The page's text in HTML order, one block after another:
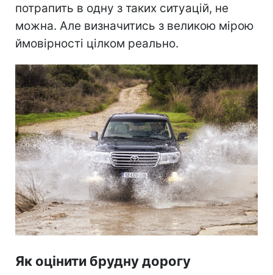
потрапить в одну з таких ситуацій, не
можна. Але визначитись з великою мірою
ймовірності цілком реально.
Як оцінити брудну дорогу